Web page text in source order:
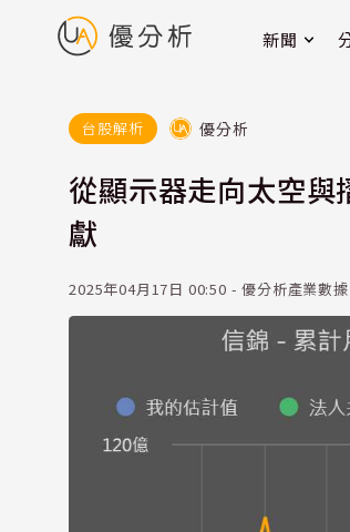
新聞
台股解析 優分析
從顯示器走向太空
獻
2025年04月17日 00:50 - 優分析產業數